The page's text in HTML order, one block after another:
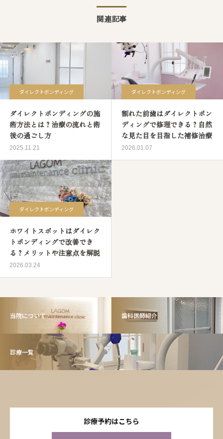
関連記事
ダイレクトボンディング
ダイレクトボンディングの施
術方法とは？治療の流れと術
後の過ごし方
2025.11.21
ダイレクトボンディング
割れた前歯はダイレクトボン
ディングで修理できる？自然
な見た目を目指した補修治療
2026.01.07
ダイレクトボンディング
ホワイトスポットはダイレク
トボンディングで改善でき
る？メリットや注意点を解説
2026.03.24
当院について 歯科医師紹介
診療一覧
診療予約はこちら